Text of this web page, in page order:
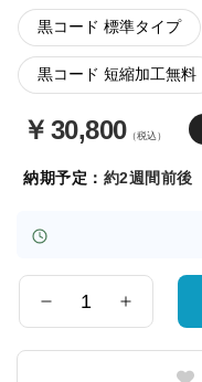
黒コード 標準タイプ
黒コード 短縮加工無料
￥ 30,800（税込）
納期予定： 約2週間前後
量